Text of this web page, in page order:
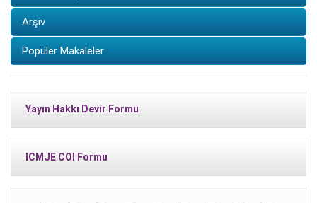
Arşiv
Popüler Makaleler
Yayın Hakkı Devir Formu
ICMJE COI Formu